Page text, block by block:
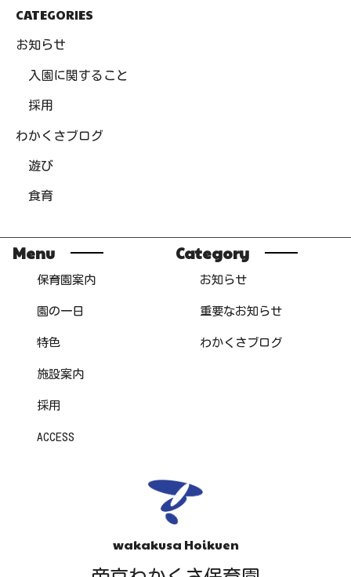
CATEGORIES
お知らせ
入園に関すること
採用
わかくさブログ
遊び
食育
Menu
保育園案内
園の一日
特色
施設案内
採用
ACCESS
Category
お知らせ
重要なお知らせ
わかくさブログ
wakakusa Hoikuen